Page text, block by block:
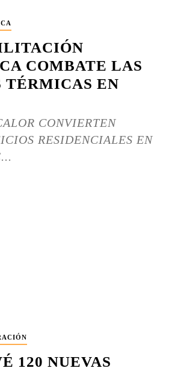
COMBATE LAS
TÉRMICAS EN
CONVIERTEN
RESIDENCIALES EN
120 NUEVAS